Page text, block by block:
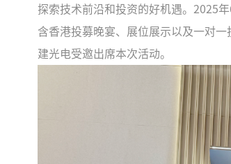
探索技术前沿和投资的好机遇。2025
含香港投募晚宴、展位展示以及一对
建光电受邀出席本次活动。